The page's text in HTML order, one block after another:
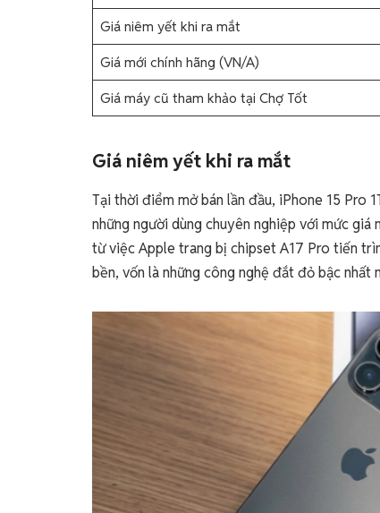
Giá niêm yết khi ra mắt
Giá mới chính hãng (VN/A)
Giá máy cũ tham khảo tại Chợ Tốt
Giá niêm yết khi ra mắt
Tại thời điểm mở bán lần đầu, iPhone 15 Pro
những người dùng chuyên nghiệp với mức
từ việc Apple trang bị chipset A17 Pro tiến
bền, vốn là những công nghệ đắt đỏ bậc nhất